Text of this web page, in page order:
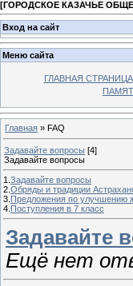
[ГОРОДСКОЕ КАЗАЧЬЕ
Вход на сайт
Меню сайта
ГЛАВНАЯ СТРАНИЦА
Главная » FAQ
Задавайте вопросы [4]
Задавайте вопросы
1. Задавайте вопросы
2. Обряды и традиции
3. Предложения по улучшению
4. Поступления в 7 класс
Задавайте
Ещё нет